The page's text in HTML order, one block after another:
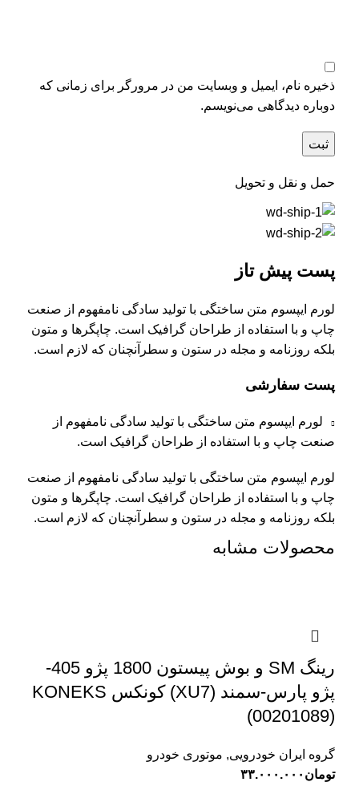
ذخیره نام، ایمیل و وبسایت من در مرورگر برای زمانی که
دوباره دیدگاهی می‌نویسم.
حمل و نقل و تحویل
پست پیش تاز
لورم ایپسوم متن ساختگی با تولید سادگی نامفهوم از صنعت
چاپ و با استفاده از طراحان گرافیک است. چاپگرها و متون
بلکه روزنامه و مجله در ستون و سطرآنچنان که لازم است.
پست سفارشی
لورم ایپسوم متن ساختگی با تولید سادگی نامفهوم از
صنعت چاپ و با استفاده از طراحان گرافیک است.
لورم ایپسوم متن ساختگی با تولید سادگی نامفهوم از صنعت
چاپ و با استفاده از طراحان گرافیک است. چاپگرها و متون
بلکه روزنامه و مجله در ستون و سطرآنچنان که لازم است.
محصولات مشابه
رینگ SM و بوش پیستون 1800 پژو 405-
پژو پارس-سمند (XU7) کونکس KONEKS
(00201089)
گروه ایران خودرویی, موتوری خودرو
تومان ۳۳.۰۰۰.۰۰۰